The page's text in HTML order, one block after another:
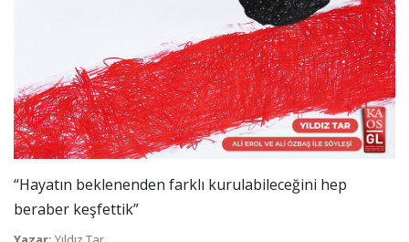
“Hayatın beklenenden farklı kurulabileceğini hep
beraber keşfettik”